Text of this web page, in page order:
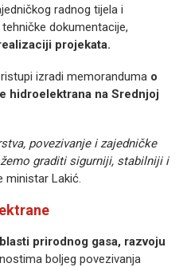
radnog tijela i
dokumentacije,
projekata.
izradi memoranduma o
hidroelektrana na Srednjoj
povezivanje i zajedničke
graditi sigurniji, stabilniji i
ministar Lakić.
prirodnog gasa, razvoju
boljeg povezivanja